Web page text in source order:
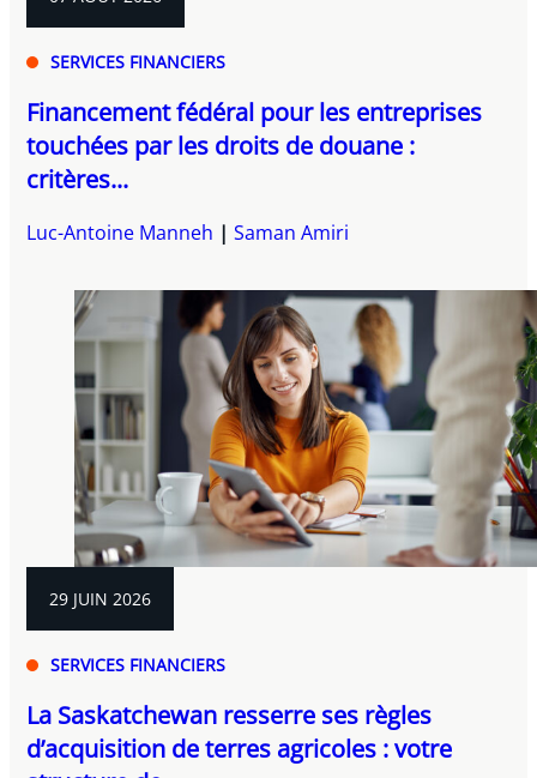
SERVICES FINANCIERS
Financement fédéral pour les entreprises
touchées par les droits de douane :
critères...
Luc-Antoine Manneh Saman Amiri
29 JUIN 2026
SERVICES FINANCIERS
La Saskatchewan resserre ses règles
d’acquisition de terres agricoles : votre